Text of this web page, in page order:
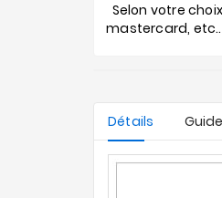
Selon votre
mastercard,
Détails